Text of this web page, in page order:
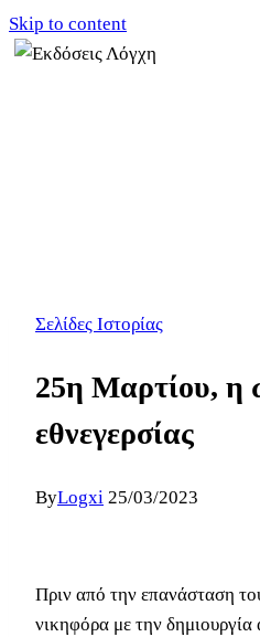
Skip to content
Σελίδες Ιστορίας
25η Μαρτίου, η
εθνεγερσίας
ByLogxi 25/03/2023
Πριν από την επανάσταση
νικηφόρα με την δημιουργία